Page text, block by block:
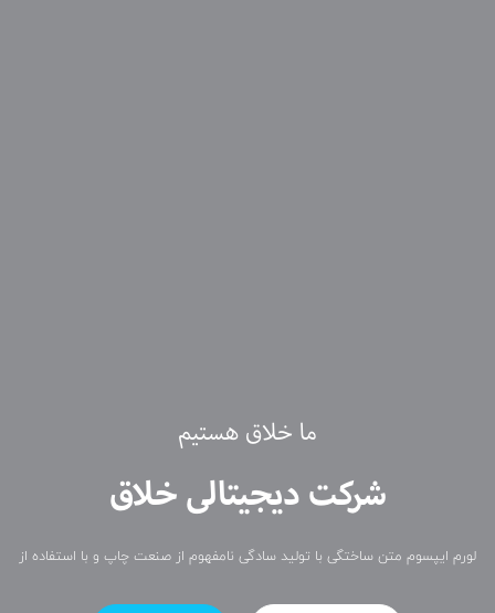
ما خلاق هستیم
شرکت دیجیتالی خلاق
لورم ایپسوم متن ساختگی با تولید سادگی نامفهوم از صنعت چاپ و با استفاده از